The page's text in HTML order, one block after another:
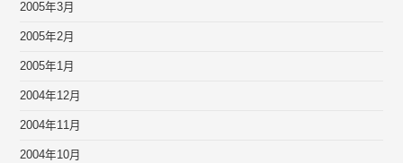
2005年3月
2005年2月
2005年1月
2004年12月
2004年11月
2004年10月